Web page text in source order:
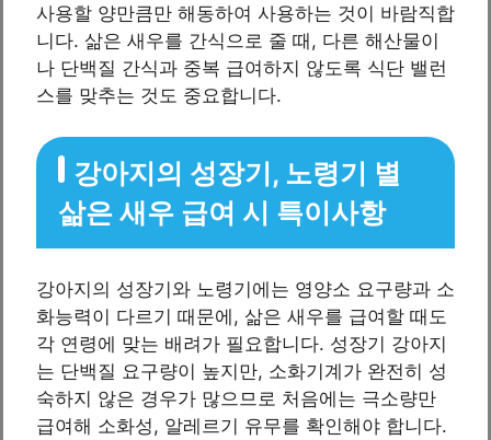
사용할 양만큼만 해동하여 사용하는 것이 바람직합
니다. 삶은 새우를 간식으로 줄 때, 다른 해산물이
나 단백질 간식과 중복 급여하지 않도록 식단 밸런
스를 맞추는 것도 중요합니다.
강아지의 성장기, 노령기 별
삶은 새우 급여 시 특이사항
강아지의 성장기와 노령기에는 영양소 요구량과 소
화능력이 다르기 때문에, 삶은 새우를 급여할 때도
각 연령에 맞는 배려가 필요합니다. 성장기 강아지
는 단백질 요구량이 높지만, 소화기계가 완전히 성
숙하지 않은 경우가 많으므로 처음에는 극소량만
급여해 소화성, 알레르기 유무를 확인해야 합니다.